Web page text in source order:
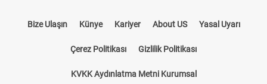
Bize Ulaşın Künye Kariyer About US Yasal Uyarı
Çerez Politikası Gizlilik Politikası
KVKK Aydınlatma Metni Kurumsal